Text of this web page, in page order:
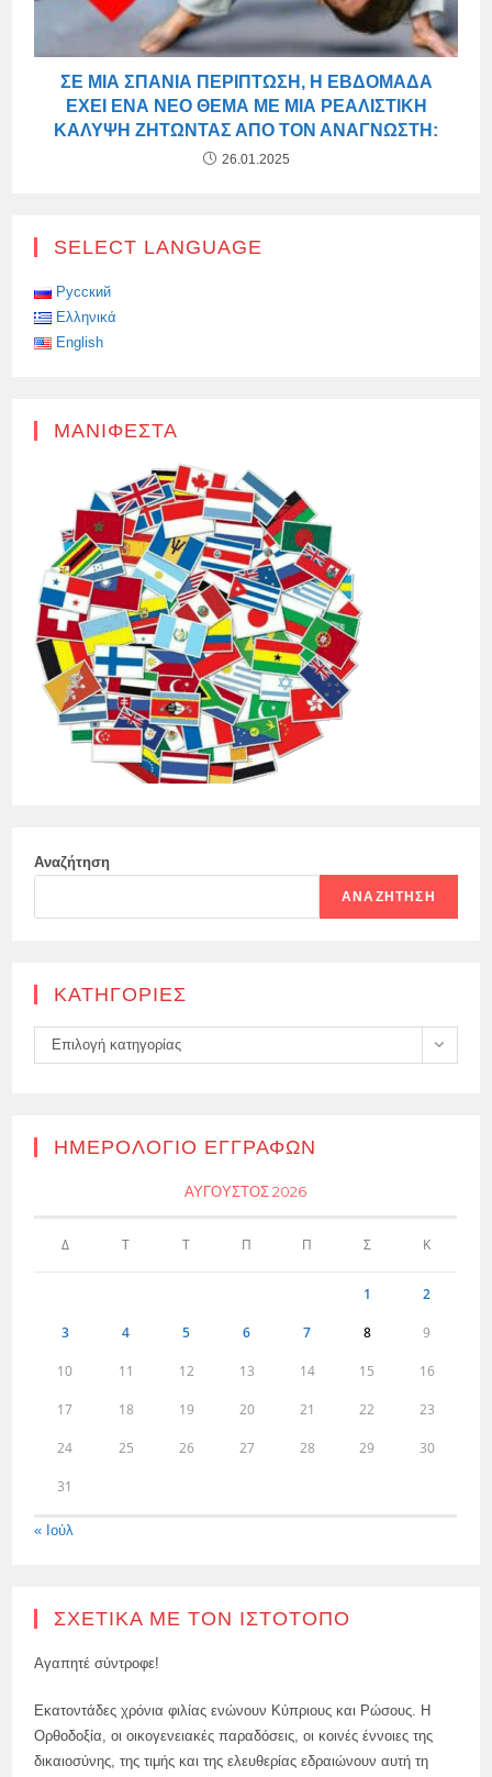
ΣΕ ΜΙΑ ΣΠΆΝΙΑ ΠΕΡΊΠΤΩΣΗ, Η ΕΒΔΟΜΆΔΑ
ΈΧΕΙ ΈΝΑ ΝΈΟ ΘΈΜΑ ΜΕ ΜΙΑ ΡΕΑΛΙΣΤΙΚΉ
ΚΆΛΥΨΗ ΖΗΤΏΝΤΑΣ ΑΠΌ ΤΟΝ ΑΝΑΓΝΏΣΤΗ:
26.01.2025
SELECT LANGUAGE
Русский
Ελληνικά
English
ΜΑΝΙΦΈΣΤΑ
Αναζήτηση
ΑΝΑΖΉΤΗΣΗ
KΑΤΗΓΟΡΊΕΣ
Kατηγορίες
Επιλογή κατηγορίας
ΗΜΕΡΟΛΌΓΙΟ ΕΓΓΡΑΦΏΝ
ΑΎΓΟΥΣΤΟΣ 2026
Δ Τ Τ Π Π Σ Κ
1 2
3 4 5 6 7 8 9
10 11 12 13 14 15 16
17 18 19 20 21 22 23
24 25 26 27 28 29 30
31
« Ιούλ
ΣΧΕΤΙΚΆ ΜΕ ΤΟΝ ΙΣΤΌΤΟΠΟ
Αγαπητέ σύντροφε!
Εκατοντάδες χρόνια φιλίας ενώνουν Κύπριους και Ρώσους. Η
Ορθοδοξία, οι οικογενειακές παραδόσεις, οι κοινές έννοιες της
δικαιοσύνης, της τιμής και της ελευθερίας εδραιώνουν αυτή τη